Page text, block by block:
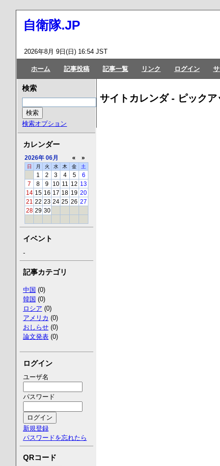
自衛隊.JP
2026年8月 9日(日) 16:54 JST
ホーム 記事投稿 記事一覧 リンク ログイン
サイトカレンダ - ピックア
検索
検索オプション
カレンダー
2026年 06月 « »
日 月 火 水 木 金 土
1 2 3 4 5
6
7
8 9 10 11 12 13
14 15 16 17 18 19 20
21 22 23 24 25 26 27
28 29 30
イベント
-
記事カテゴリ
中国 (0)
韓国 (0)
ロシア (0)
アメリカ (0)
おしらせ(0)
論文発表(0)
ログイン
ユーザ名
パスワード
新規登録
パスワードを忘れたら
QRコード